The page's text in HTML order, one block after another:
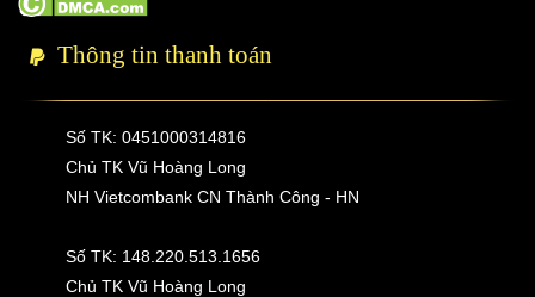
Thông tin thanh toán
Số TK: 0451000314816
Chủ TK Vũ Hoàng Long
NH Vietcombank CN Thành Công - HN
Số TK: 148.220.513.1656
Chủ TK Vũ Hoàng Long